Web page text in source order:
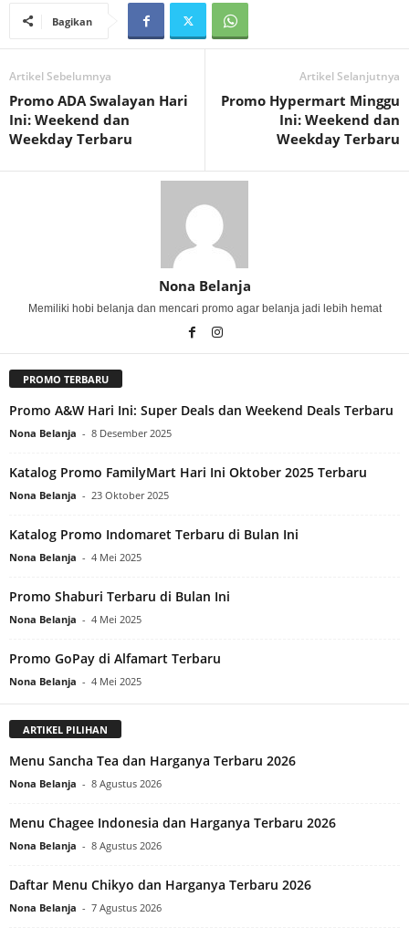
Bagikan
Artikel Sebelumnya
Promo ADA Swalayan Hari
Ini: Weekend dan
Weekday Terbaru
Artikel Selanjutnya
Promo Hypermart Minggu
Ini: Weekend dan
Weekday Terbaru
Nona Belanja
Memiliki hobi belanja dan mencari promo agar belanja jadi lebih hemat
PROMO TERBARU
Promo A&W Hari Ini: Super Deals dan Weekend Deals Terbaru
Nona Belanja - 8 Desember 2025
Katalog Promo FamilyMart Hari Ini Oktober 2025 Terbaru
Nona Belanja - 23 Oktober 2025
Katalog Promo Indomaret Terbaru di Bulan Ini
Nona Belanja - 4 Mei 2025
Promo Shaburi Terbaru di Bulan Ini
Nona Belanja - 4 Mei 2025
Promo GoPay di Alfamart Terbaru
Nona Belanja - 4 Mei 2025
ARTIKEL PILIHAN
Menu Sancha Tea dan Harganya Terbaru 2026
Nona Belanja - 8 Agustus 2026
Menu Chagee Indonesia dan Harganya Terbaru 2026
Nona Belanja - 8 Agustus 2026
Daftar Menu Chikyo dan Harganya Terbaru 2026
Nona Belanja - 7 Agustus 2026